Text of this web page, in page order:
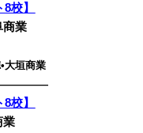
校】
商業
大垣商業
校】
業